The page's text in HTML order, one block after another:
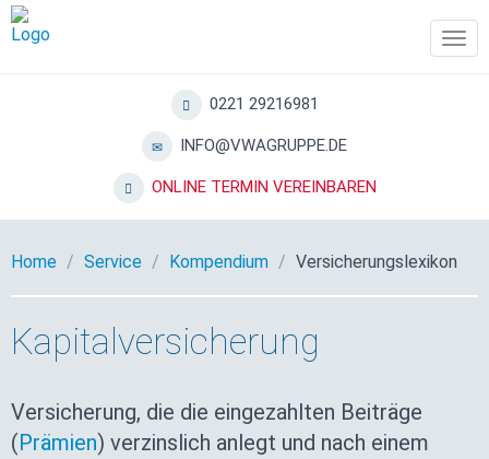
0221 29216981
INFO@VWAGRUPPE.DE
ONLINE TERMIN VEREINBAREN
Home Service Kompendium Versicherungslexikon
Kapitalversicherung
Versicherung, die die eingezahlten Beiträge
(Prämien) verzinslich anlegt und nach einem